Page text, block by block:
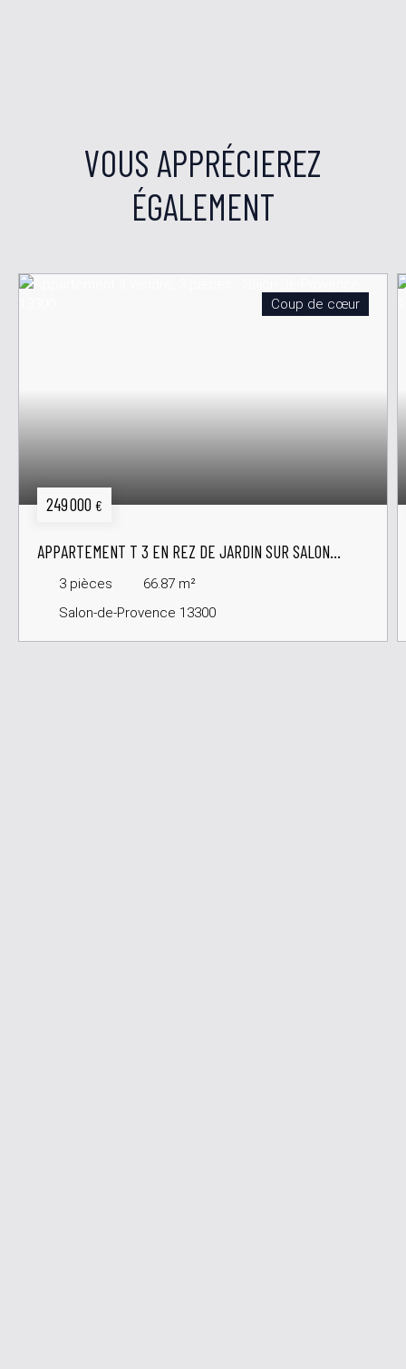
VOUS APPRÉCIEREZ
ÉGALEMENT
Coup de cœur
249 000 €
APPARTEMENT T 3 EN REZ DE JARDIN SUR SALON
SECTEUR TOURET
3 pièces 66.87 m²
Salon-de-Provence 13300